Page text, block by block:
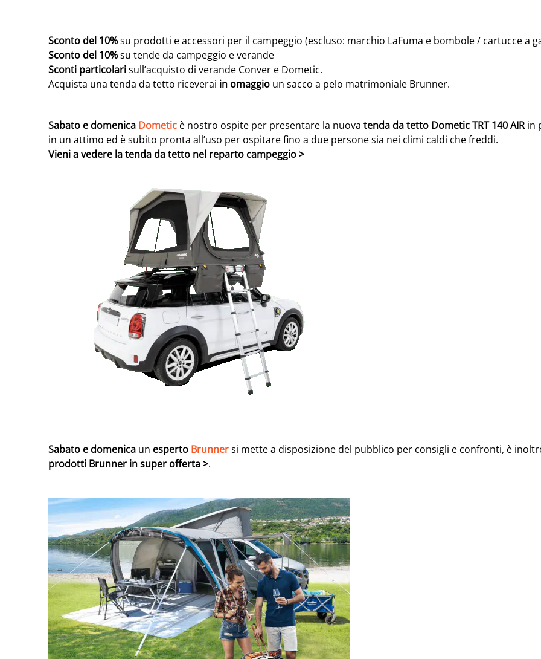
Sconto del 10%su prodotti e accessori per il campeggio (escluso: marchio LaFuma e bombole / cartucce a
Sconto del 10%su tende da campeggio e verande
Sconti particolarisull’acquisto di verande Conver e Dometic.
Acquista una tenda da tetto riceverai in omaggio un sacco a pelo matrimoniale Brunner.
Sabato e domenica Dometic è nostro ospite per presentare la nuova tenda da tetto Dometic TRT 140 AIRin
in un attimo ed è subito pronta all’uso per ospitare fino a due persone sia nei climi caldi che freddi.
Vieni a vedere la tenda da tetto nel reparto campeggio >
Sabato e domenica un esperto Brunnersi mette a disposizione del pubblico per consigli e confronti, è
prodotti Brunner in super offerta >.